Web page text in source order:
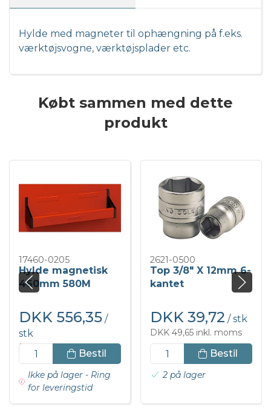
Hylde med magneter til ophængning på f.eks.
værktøjsvogne, værktøjsplader etc.
Købt sammen med dette
produkt
17460-0205
Hylde magnetisk
460mm 580M
DKK 556,35 /
stk
DKK 695,44 inkl. moms
Bestil
Ikke på lager - Ring
for leveringstid
2621-0500
Top 3/8" X 12mm 6-
kantet
DKK 39,72 / stk
DKK 49,65 inkl. moms
Bestil
2 på lager